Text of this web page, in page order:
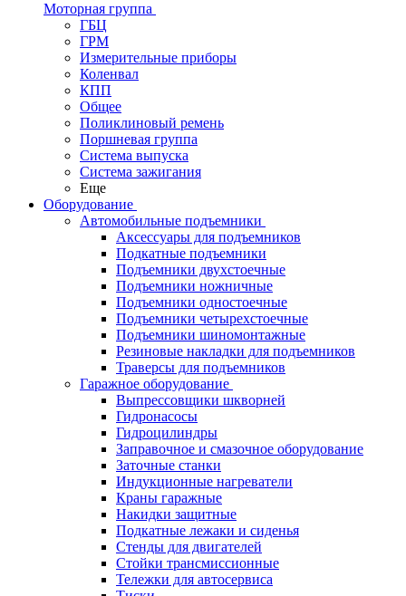
Моторная группа
ГБЦ
ГРМ
Измерительные приборы
Коленвал
КПП
Общее
Поликлиновый ремень
Поршневая группа
Система выпуска
Система зажигания
Еще
Оборудование
Автомобильные подъемники
Аксессуары для подъемников
Подкатные подъемники
Подъемники двухстоечные
Подъемники ножничные
Подъемники одностоечные
Подъемники четырехстоечные
Подъемники шиномонтажные
Резиновые накладки для подъемников
Траверсы для подъемников
Гаражное оборудование
Выпрессовщики шкворней
Гидронасосы
Гидроцилиндры
Заправочное и смазочное оборудование
Заточные станки
Индукционные нагреватели
Краны гаражные
Накидки защитные
Подкатные лежаки и сиденья
Стенды для двигателей
Стойки трансмиссионные
Тележки для автосервиса